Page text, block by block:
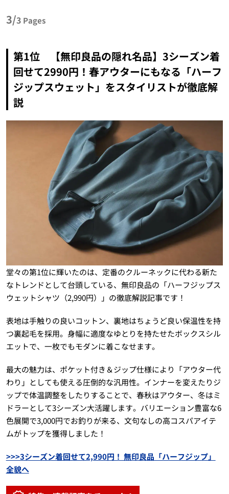
3/3 Pages
第1位 【無印良品の隠れ名品】3シーズン着
回せて2990円！春アウターにもなる「ハーフ
ジップスウェット」をスタイリストが徹底解
説
堂々の第1位に輝いたのは、定番のクルーネックに代わる新た
なトレンドとして台頭している、無印良品の「ハーフジップス
ウェットシャツ（2,990円）」の徹底解説記事です！
表地は手触りの良いコットン、裏地はちょうど良い保温性を持
つ裏起毛を採用。身幅に適度なゆとりを持たせたボックスシル
エットで、一枚でもモダンに着こなせます。
最大の魅力は、ポケット付き＆ジップ仕様により「アウター代
わり」としても使える圧倒的な汎用性。インナーを変えたりジ
ップで体温調整をしたりすることで、春秋はアウター、冬はミ
ドラーとして3シーズン大活躍します。バリエーション豊富な6
色展開で3,000円でお釣りが来る、文句なしの高コスパアイテ
ムがトップを獲得しました！
>>>3シーズン着回せて2,990円！ 無印良品「ハーフジップ」
全貌へ